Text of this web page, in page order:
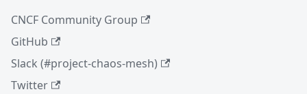
CNCF Community Group
GitHub
Slack (#project-chaos-mesh)
Twitter